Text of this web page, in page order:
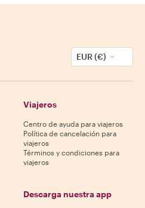
EUR (€)
Viajeros
Centro de ayuda para viajeros
Política de cancelación para
viajeros
Términos y condiciones para
viajeros
Descarga nuestra app